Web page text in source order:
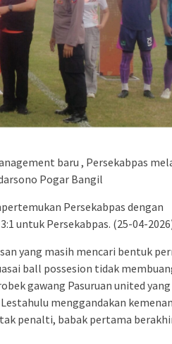
baru , Persekabpas
Pogar Bangil
Persekabpas dengan
untuk Persekabpas. (25-04-
yang masih mencari bentuk
ball possesion tidak
gawang Pasuruan united
menggandakan
penalti, babak pertama